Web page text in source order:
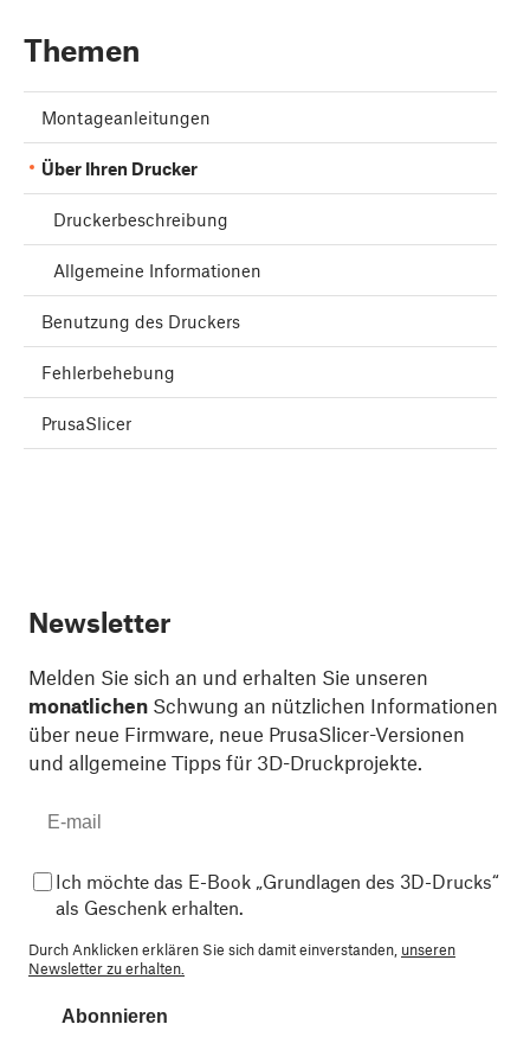
Themen
Montageanleitungen
Über Ihren Drucker
Druckerbeschreibung
Allgemeine Informationen
Benutzung des Druckers
Fehlerbehebung
PrusaSlicer
Newsletter
Melden Sie sich an und erhalten Sie unseren
monatlichen Schwung an nützlichen Informationen
über neue Firmware, neue PrusaSlicer-Versionen
und allgemeine Tipps für 3D-Druckprojekte.
Ich möchte das E-Book „Grundlagen des 3D-Drucks“
als Geschenk erhalten.
Durch Anklicken erklären Sie sich damit einverstanden, unseren
Newsletter zu erhalten.
Abonnieren